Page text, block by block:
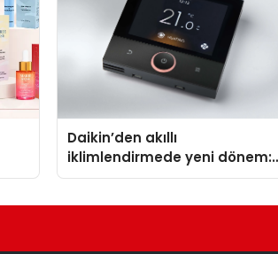
Daikin’den akıllı
iklimlendirmede yeni dönem:
Madoka Plus Türkiye’de